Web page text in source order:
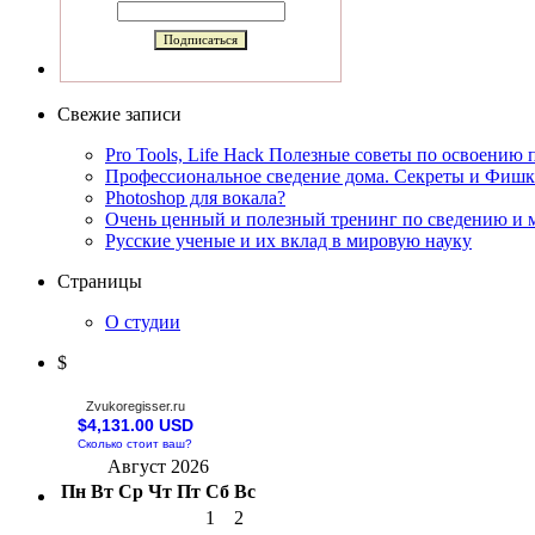
Свежие записи
Pro Tools, Life Hack Полезные советы по освоению
Профессиональное сведение дома. Секреты и
Photoshop для вокала?
Очень ценный и полезный тренинг по сведению и
Русские ученые и их вклад в мировую науку
Страницы
О студии
$
Zvukoregisser.ru
$4,131.00 USD
Сколько стоит ваш?
Август 2026
Пн Вт Ср Чт Пт Сб Вс
1
2